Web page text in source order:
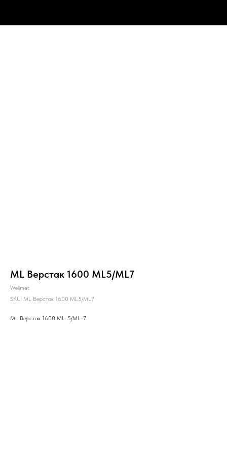
ML Верстак 1600 ML5/ML7
Wellmet
SKU: ML Верстак 1600 ML5/ML7
ML Верстак 1600 ML-5/ML-7